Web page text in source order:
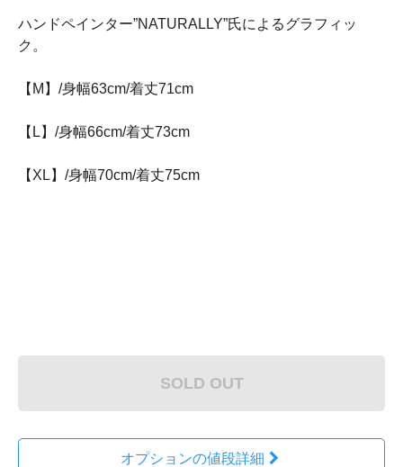
ハンドペインター”NATURALLY”氏によるグラフィッ
ク。
【M】/身幅63cm/着丈71cm
【L】/身幅66cm/着丈73cm
【XL】/身幅70cm/着丈75cm
SOLD OUT
オプションの値段詳細